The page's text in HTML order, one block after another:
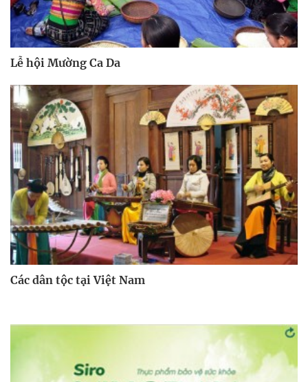
Lễ hội Mường Ca Da
Các dân tộc tại Việt Nam